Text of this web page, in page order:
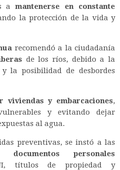
amantenerse en constante
la protección de la vida y
recomendó a la ciudadanía
de los ríos, debido a la
la posibilidad de desbordes
viviendas y embarcaciones,
y evitando dejar
al agua.
preventivas, se instó a las
documentos personales
títulos de propiedad y